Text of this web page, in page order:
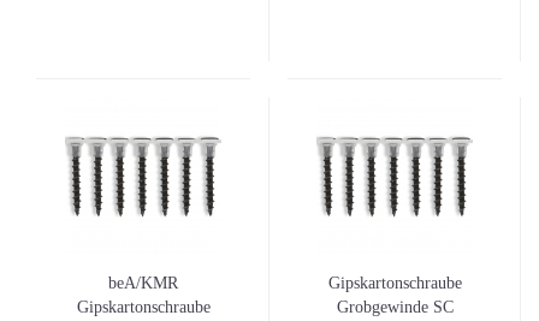
beA/KMR
Gipskartonschraube
Gipskartonschraube
Grobgewinde SC